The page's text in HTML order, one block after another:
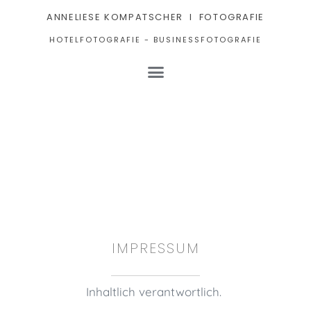
ANNELIESE KOMPATSCHER I FOTOGRAFIE
HOTELFOTOGRAFIE - BUSINESSFOTOGRAFIE
IMPRESSUM
Inhaltlich verantwortlich.